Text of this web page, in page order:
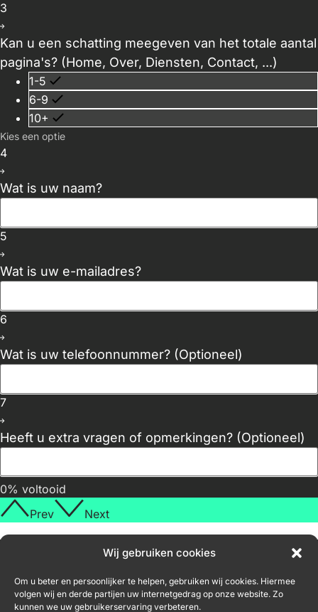
Wij gebruiken cookies
Om u beter en persoonlijker te helpen, gebruiken wij cookies. Hiermee
volgen wij en derde partijen uw internetgedrag op onze website. Zo
kunnen we uw gebruikerservaring verbeteren.
3
Kan u een schatting meegeven van het totale aantal
pagina's? (Home, Over, Diensten, Contact, ...)
1-5
6-9
10+
Kies een optie
4
Wat is uw naam?
5
Wat is uw e-mailadres?
6
Wat is uw telefoonnummer? (Optioneel)
7
Heeft u extra vragen of opmerkingen? (Optioneel)
0% voltooid
Prev
Next
Diensten
Webdesign
Contact
niel@nvh-
Nieuwsbrief